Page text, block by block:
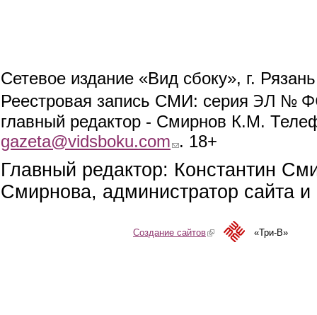
Сетевое издание «Вид сбоку», г.
Реестровая запись СМИ: серия ЭЛ №
главный редактор - Смирнов К.М.
gazeta@vidsboku.com (link sends e-mail)
. 18+
Главный редактор: Константин
Смирнова, администратор сайта
Создание сайтов(link is external)«Три-В»